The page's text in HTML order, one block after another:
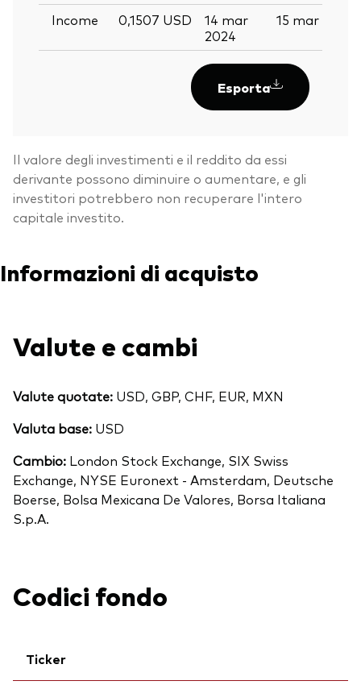
Income 0,1507 USD
14 mar
2024
15 mar 2024
Esporta
Il valore degli investimenti e il reddito da essi
derivante possono diminuire o aumentare, e gli
investitori potrebbero non recuperare l'intero
capitale investito.
Informazioni di acquisto
Valute e cambi
Valute quotate: USD, GBP, CHF, EUR, MXN
Valuta base: USD
Cambio: London Stock Exchange, SIX Swiss
Exchange, NYSE Euronext - Amsterdam, Deutsche
Boerse, Bolsa Mexicana De Valores, Borsa Italiana
S.p.A.
Codici fondo
Ticker